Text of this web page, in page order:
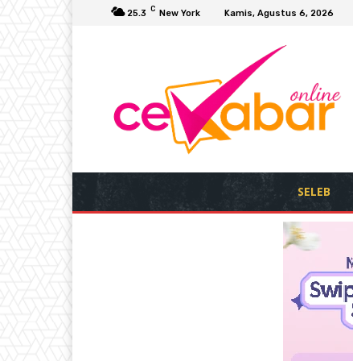
25.3 C New York Kamis, Agustus 6, 2026
SELEB